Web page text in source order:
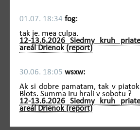
01.07. 18:34 fog:
tak je. mea culpa.
12-13.6.2026 Siedmy kruh
areál Drienok (report)
30.06. 18:05 wsxw:
Ak si dobre pamatam, tak v
Blots. Summa Iru hrali v sobotu ?
12-13.6.2026 Siedmy kruh
areál Drienok (report)